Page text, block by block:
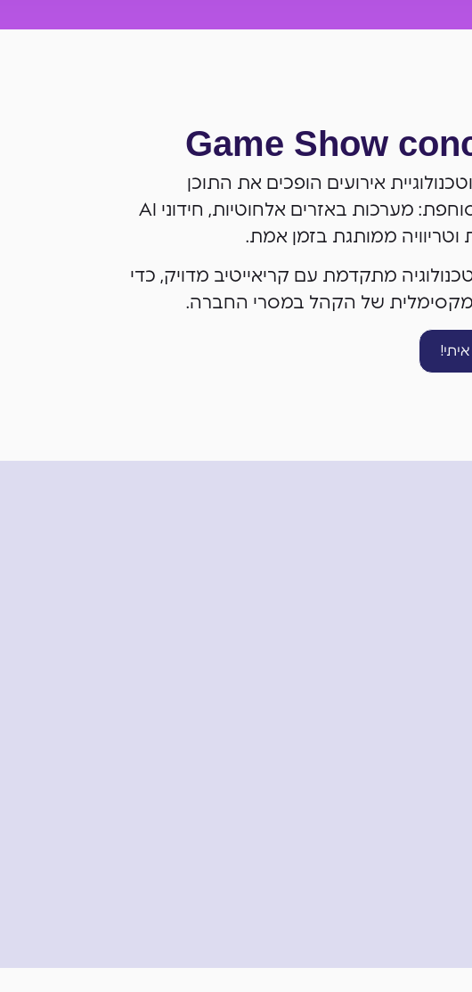
Game Show
אירועים הופכים את התוכן
הארגוני לחוויה סוחפת: מערכות באזרים אלחוטיות, חידוני AI
וטריוויה ממותגת בזמן אמת.
מתקדמת עם קריאייטיב מדויק, כדי
מקסימלית של הקהל במסרי החברה.